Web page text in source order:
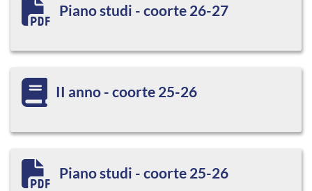
Piano studi - coorte 26-27
II anno - coorte 25-26
Piano studi - coorte 25-26